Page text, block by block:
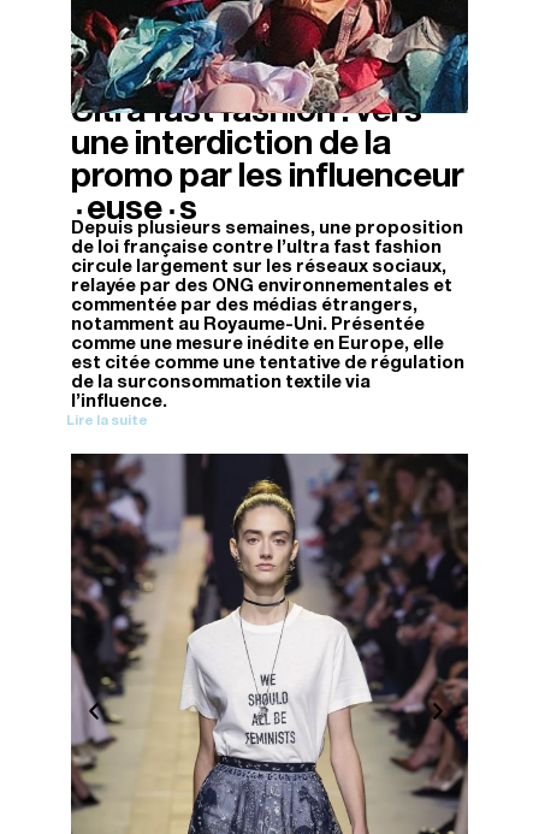
16/12/2025
Ultra fast fashion : vers
une interdiction de la
promo par les influenceur
·euse·s
Depuis plusieurs semaines, une proposition
de loi française contre l'ultra fast fashion
circule largement sur les réseaux sociaux,
relayée par des ONG environnementales et
commentée par des médias étrangers,
notamment au Royaume-Uni. Présentée
comme une mesure inédite en Europe, elle
est citée comme une tentative de régulation
de la surconsommation textile via
l'influence.
Lire la suite